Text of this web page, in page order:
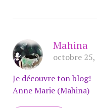
Mahina
octobre
Je découvre ton blog!
Anne Marie (Mahina)